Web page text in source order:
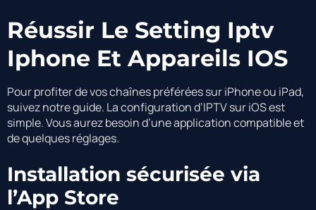
Réussir Le Setting Iptv
Iphone Et Appareils IOS
Pour profiter de vos chaînes préférées sur iPhone ou iPad,
suivez notre guide. La configuration d’IPTV sur iOS est
simple. Vous aurez besoin d’une application compatible et
de quelques réglages.
Installation sécurisée via
l’App Store